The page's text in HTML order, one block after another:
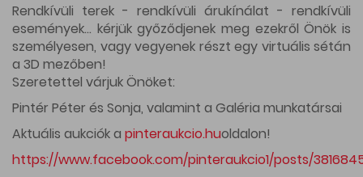
Rendkívüli terek - rendkívüli árukínálat - rendkívüli
események... kérjük győződjenek meg ezekről Önök is
személyesen, vagy vegyenek részt egy virtuális sétán
a 3D mezőben!
Szeretettel várjuk Önöket:
Pintér Péter és Sonja, valamint a Galéria munkatársai
Aktuális aukciók a pinteraukcio.huoldalon!
https://www.facebook.com/pinteraukcio1/posts/